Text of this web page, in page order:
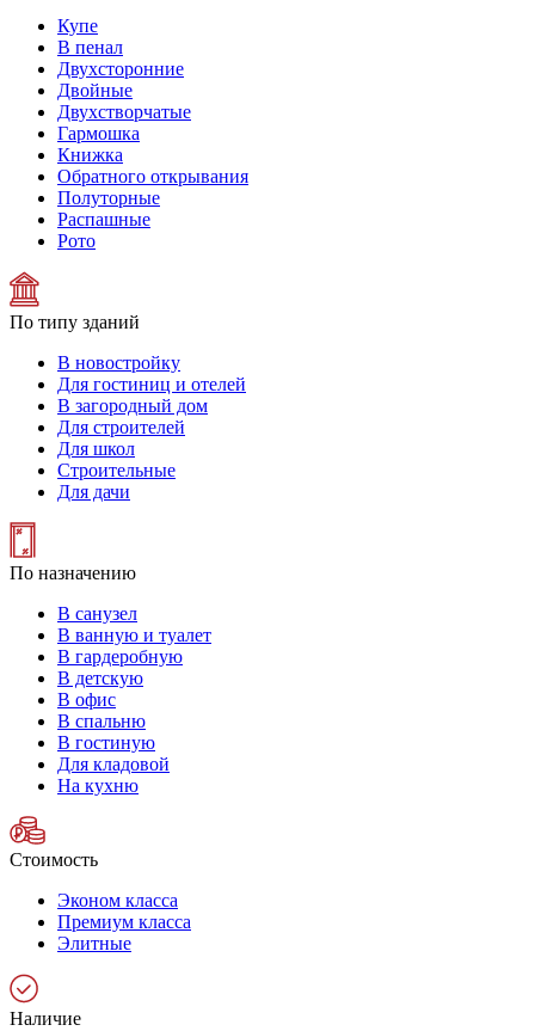
Купе
В пенал
Двухсторонние
Двойные
Двухстворчатые
Гармошка
Книжка
Обратного открывания
Полуторные
Распашные
Рото
По типу зданий
В новостройку
Для гостиниц и отелей
В загородный дом
Для строителей
Для школ
Строительные
Для дачи
По назначению
В санузел
В ванную и туалет
В гардеробную
В детскую
В офис
В спальню
В гостиную
Для кладовой
На кухню
Стоимость
Эконом класса
Премиум класса
Элитные
Наличие